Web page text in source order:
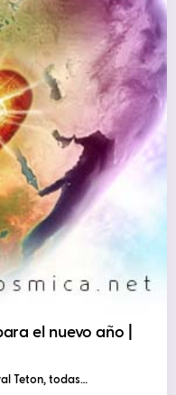
el nuevo año |
Teton, todas…